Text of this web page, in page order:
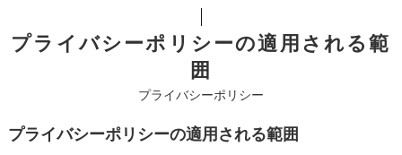
プライバシーポリシー
プライバシーポリシーの適用される範
囲
プライバシーポリシーの適用される範囲